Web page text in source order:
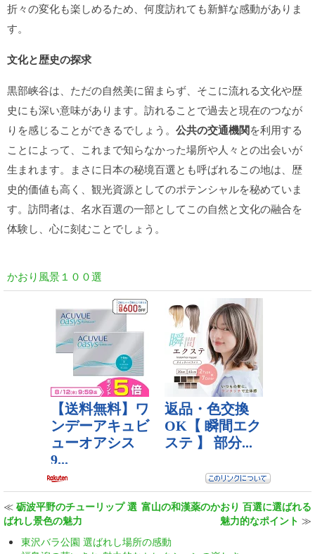
折々の変化も楽しめるため、何度訪れても新鮮な感動がありま
す。
文化と歴史の探求
黒部峡谷は、ただの自然美に留まらず、そこに流れる文化や歴
史にも深い意味があります。訪れることで過去と現在のつなが
りを感じることができるでしょう。 公共の交通機関を利用する
ことによって、これまで知らなかった場所や人々との出会いが
生まれます。まさに日本の秘境百選とも呼ばれるこの地は、歴
史的価値も高く、観光資源としてのポテンシャルを秘めていま
す。訪問者は、名水百選の一部としてこの自然と文化の融合を
体験し、心に刻むことでしょう。
かおり風景１００選
≪ 砺波平野のチューリップ 選
ばれし景色の魅力
富山の和漢薬のかおり 百選に選ばれる
魅力的なポイント ≫
東沢バラ公園 選ばれし場所の感動